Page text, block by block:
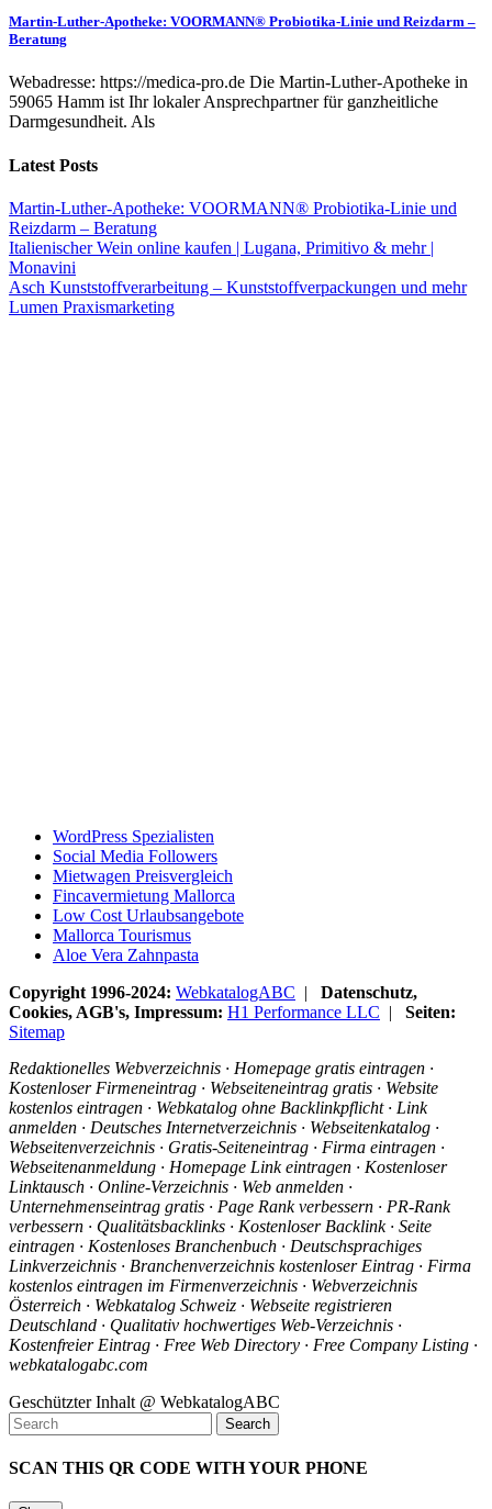
Martin-Luther-Apotheke: VOORMANN® Probiotika-Linie und Reizdarm –
Beratung
Webadresse: https://medica-pro.de Die Martin-Luther-Apotheke in
59065 Hamm ist Ihr lokaler Ansprechpartner für ganzheitliche
Darmgesundheit. Als
Latest Posts
Martin-Luther-Apotheke: VOORMANN® Probiotika-Linie und
Reizdarm – Beratung
Italienischer Wein online kaufen | Lugana, Primitivo & mehr |
Monavini
Asch Kunststoffverarbeitung – Kunststoffverpackungen und mehr
Lumen Praxismarketing
WordPress Spezialisten
Social Media Followers
Mietwagen Preisvergleich
Fincavermietung Mallorca
Low Cost Urlaubsangebote
Mallorca Tourismus
Aloe Vera Zahnpasta
Copyright 1996-2024: WebkatalogABC | Datenschutz,
Cookies, AGB's, Impressum: H1 Performance LLC | Seiten:
Sitemap
Redaktionelles Webverzeichnis · Homepage gratis eintragen ·
Kostenloser Firmeneintrag · Webseiteneintrag gratis · Website
kostenlos eintragen · Webkatalog ohne Backlinkpflicht · Link
anmelden · Deutsches Internetverzeichnis · Webseitenkatalog ·
Webseitenverzeichnis · Gratis-Seiteneintrag · Firma eintragen ·
Webseitenanmeldung · Homepage Link eintragen · Kostenloser
Linktausch · Online-Verzeichnis · Web anmelden ·
Unternehmenseintrag gratis · Page Rank verbessern · PR-Rank
verbessern · Qualitätsbacklinks · Kostenloser Backlink · Seite
eintragen · Kostenloses Branchenbuch · Deutschsprachiges
Linkverzeichnis · Branchenverzeichnis kostenloser Eintrag · Firma
kostenlos eintragen im Firmenverzeichnis · Webverzeichnis
Österreich · Webkatalog Schweiz · Webseite registrieren
Deutschland · Qualitativ hochwertiges Web-Verzeichnis ·
Kostenfreier Eintrag · Free Web Directory · Free Company Listing ·
webkatalogabc.com
Geschützter Inhalt @ WebkatalogABC
SCAN THIS QR CODE WITH YOUR PHONE